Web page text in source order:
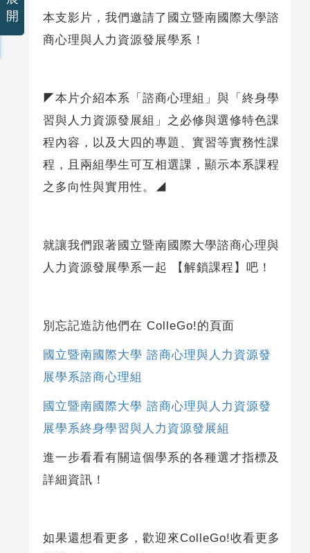
本支影片，我們邀請了國立暨南國際大學諮
商心理與人力資源發展學系！
◤本片介紹本系「諮商心理組」與「終身學
習與人力資源發展組」之必修與選修特色課
程內容，以及大四的專題、實習等實務性課
程，且兩組學生可互相選課，顯示本系課程
之多向性與實用性。◢
就讓我們跟著國立暨南國際大學諮商心理與
人力資源發展學系一起 【解鎖課程】吧！
別忘記造訪他們在 ColleGo!的頁面
國立暨南國際大學 諮商心理與人力資源發
展學系諮商心理組
國立暨南國際大學 諮商心理與人力資源發
展學系終身學習與人力資源發展組
進一步看看有關這個學系的各種選才指標及
詳細資訊！
如果還想看更多，歡迎來ColleGo!收看更多
開